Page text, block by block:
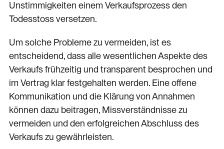
Unstimmigkeiten einem Verkaufsprozess den
Todesstoss versetzen.
Um solche Probleme zu vermeiden, ist es
entscheidend, dass alle wesentlichen Aspekte des
Verkaufs frühzeitig und transparent besprochen und
im Vertrag klar festgehalten werden. Eine offene
Kommunikation und die Klärung von Annahmen
können dazu beitragen, Missverständnisse zu
vermeiden und den erfolgreichen Abschluss des
Verkaufs zu gewährleisten.